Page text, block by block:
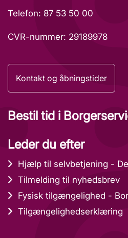
Telefon: 87 53 50 00
CVR-nummer: 29189978
Kontakt og åbningstider
Bestil tid i
Leder du efter
Hjælp til selvbetjening -
Tilmelding til nyhedsbrev
Fysisk tilgængelighed -
Tilgængelighedserklæring